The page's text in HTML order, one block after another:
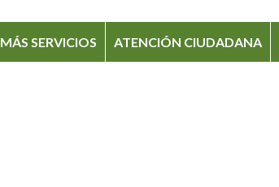
MÁS SERVICIOS ATENCIÓN CIUDADANA